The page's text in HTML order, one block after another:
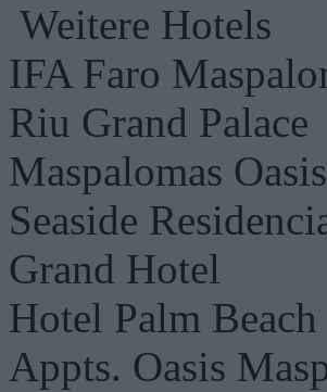
Weitere Hotels
IFA Faro
Riu Grand Palace
Maspalomas Oasis
Seaside
Grand Hotel
Hotel Palm Beach
Appts. Oasis